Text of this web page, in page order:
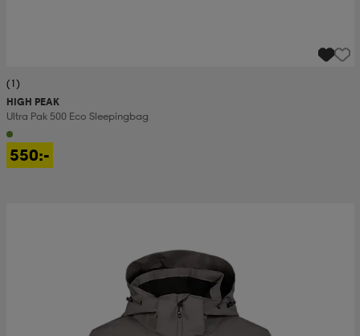
(1)
HIGH PEAK
Ultra Pak 500 Eco Sleepingbag
550:-